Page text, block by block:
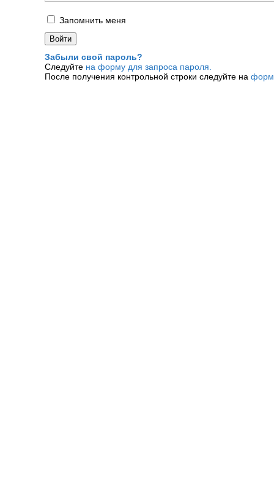
Запомнить меня
Забыли свой пароль?
Следуйте на форму для запроса пароля.
После получения контрольной строки следуйте на